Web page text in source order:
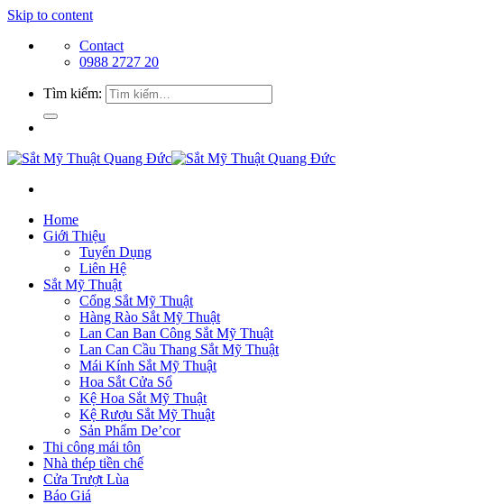
Skip to content
Contact
0988 2727 20
Tìm kiếm:
Home
Giới Thiệu
Tuyển Dụng
Liên Hệ
Sắt Mỹ Thuật
Cổng Sắt Mỹ Thuật
Hàng Rào Sắt Mỹ Thuật
Lan Can Ban Công Sắt Mỹ Thuật
Lan Can Cầu Thang Sắt Mỹ Thuật
Mái Kính Sắt Mỹ Thuật
Hoa Sắt Cửa Sổ
Kệ Hoa Sắt Mỹ Thuật
Kệ Rượu Sắt Mỹ Thuật
Sản Phẩm De’cor
Thi công mái tôn
Nhà thép tiền chế
Cửa Trượt Lùa
Báo Giá